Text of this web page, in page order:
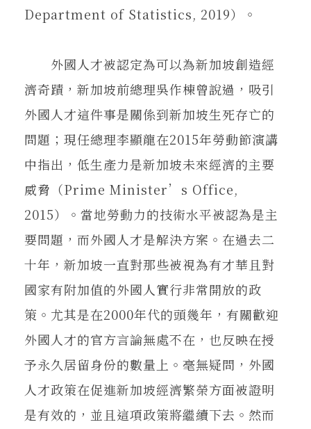
Department of Statistics, 2019）。
外國人才被認定為可以為新加坡創造經
濟奇蹟，新加坡前總理吳作棟曾說過，吸引
外國人才這件事是關係到新加坡生死存亡的
問題；現任總理李顯龍在2015年勞動節演講
中指出，低生產力是新加坡未來經濟的主要
威脅（Prime Minister’s Office,
2015）。當地勞動力的技術水平被認為是主
要問題，而外國人才是解決方案。在過去二
十年，新加坡一直對那些被視為有才華且對
國家有附加值的外國人實行非常開放的政
策。尤其是在2000年代的頭幾年，有關歡迎
外國人才的官方言論無處不在，也反映在授
予永久居留身份的數量上。毫無疑問，外國
人才政策在促進新加坡經濟繁榮方面被證明
是有效的，並且這項政策將繼續下去。然而